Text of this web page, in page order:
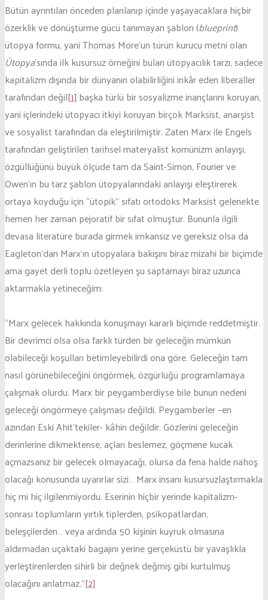
Bütün ayrıntıları önceden planlanıp içinde yaşayacaklara hiçbir
özerklik ve dönüştürme gücü tanımayan şablon (blueprint)
ütopya formu, yani Thomas More’un türün kurucu metni olan
Ütopya’sında ilk kusursuz örneğini bulan ütopyacılık tarzı, sadece
kapitalizm dışında bir dünyanın olabilirliğini inkâr eden liberaller
tarafından değil[1] başka türlü bir sosyalizme inançlarını koruyan,
yani içlerindeki ütopyacı itkiyi koruyan birçok Marksist, anarşist
ve sosyalist tarafından da eleştirilmiştir. Zaten Marx ile Engels
tarafından geliştirilen tarihsel materyalist komünizm anlayışı,
özgüllüğünü büyük ölçüde tam da Saint-Simon, Fourier ve
Owen’ın bu tarz şablon ütopyalarındaki anlayışı eleştirerek
ortaya koyduğu için “ütopik” sıfatı ortodoks Marksist gelenekte
hemen her zaman pejoratif bir sıfat olmuştur. Bununla ilgili
devasa literatüre burada girmek imkansız ve gereksiz olsa da
Eagleton’dan Marx’ın ütopyalara bakışını biraz mizahi bir biçimde
ama gayet derli toplu özetleyen şu saptamayı biraz uzunca
aktarmakla yetineceğim:
“Marx gelecek hakkında konuşmayı kararlı biçimde reddetmiştir.
Bir devrimci olsa olsa farklı türden bir geleceğin mümkün
olabileceği koşulları betimleyebilirdi ona göre. Geleceğin tam
nasıl görünebileceğini öngörmek, özgürlüğü programlamaya
çalışmak olurdu. Marx bir peygamberdiyse bile bunun nedeni
geleceği öngörmeye çalışması değildi. Peygamberler –en
azından Eski Ahit’tekiler- kâhin değildir. Gözlerini geleceğin
derinlerine dikmektense, açları beslemez, göçmene kucak
açmazsanız bir gelecek olmayacağı, olursa da fena halde nahoş
olacağı konusunda uyarırlar sizi… Marx insanı kusursuzlaştırmakla
hiç mi hiç ilgilenmiyordu. Eserinin hiçbir yerinde kapitalizm-
sonrası toplumların yırtık tiplerden, psikopatlardan,
beleşçilerden… veya ardında 50 kişinin kuyruk olmasına
aldırmadan uçaktaki bagajını yerine gerçeküstü bir yavaşlıkla
yerleştirenlerden sihirli bir değnek değmiş gibi kurtulmuş
olacağını anlatmaz.”[2]